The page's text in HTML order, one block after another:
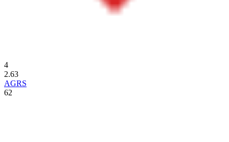
4
2.63
AGRS
62